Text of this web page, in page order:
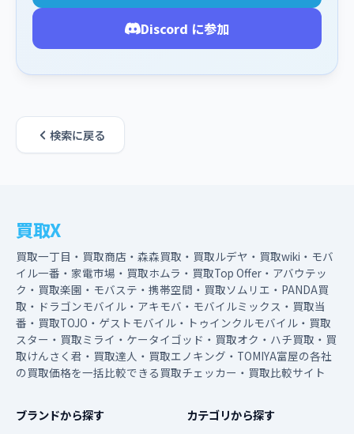
Discord に参加
検索に戻る
買取X
買取一丁目・買取商店・森森買取・買取ルデヤ・買取wiki・モバ
イル一番・家電市場・買取ホムラ・買取Top Offer・アバウテッ
ク・買取楽園・モバステ・携帯空間・買取ソムリエ・PANDA買
取・ドラゴンモバイル・アキモバ・モバイルミックス・買取当
番・買取TOJO・ゲストモバイル・トゥインクルモバイル・買取
スター・買取ミライ・ケータイゴッド・買取オク・ハチ買取・買
取けんさく君・買取達人・買取エノキング・TOMIYA富屋の各社
の買取価格を一括比較できる買取チェッカー・買取比較サイト
ブランドから探す カテゴリから探す